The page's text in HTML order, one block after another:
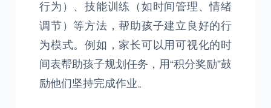
行为）、技能训练（如时间管理、情绪
调节）等方法，帮助孩子建立良好的行
为模式。例如，家长可以用可视化的时
间表帮助孩子规划任务，用“积分奖励”鼓
励他们坚持完成作业。